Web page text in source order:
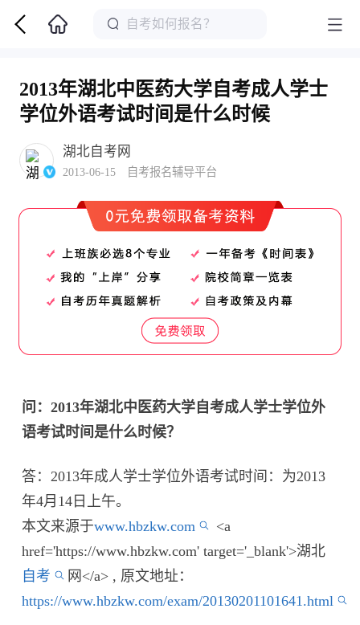
2013年湖北中医药大学自考成人学士
学位外语考试时间是什么时候
湖北自考网
2013-06-15 自考报名辅导平台
问：2013年湖北中医药大学自考成人学士学位外
语考试时间是什么时候？
答：2013年成人学士学位外语考试时间：为2013
年4月14日上午。
本文来源于www.hbzkw.com
<a
href='https://www.hbzkw.com' target='_blank'>湖北
自考
网</a> , 原文地址：
https://www.hbzkw.com/exam/20130201101641.html